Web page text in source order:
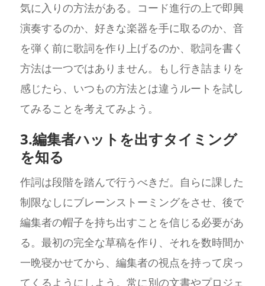
気に入りの方法がある。コード進行の上で即興
演奏するのか、好きな楽器を手に取るのか、音
を弾く前に歌詞を作り上げるのか、歌詞を書く
方法は一つではありません。もし行き詰まりを
感じたら、いつもの方法とは違うルートを試し
てみることを考えてみよう。
3.編集者ハットを出すタイミング
を知る
作詞は段階を踏んで行うべきだ。自らに課した
制限なしにブレーンストーミングをさせ、後で
編集者の帽子を持ち出すことを信じる必要があ
る。最初の完全な草稿を作り、それを数時間か
一晩寝かせてから、編集者の視点を持って戻っ
てくるようにしよう。常に別の文書やプロジェ